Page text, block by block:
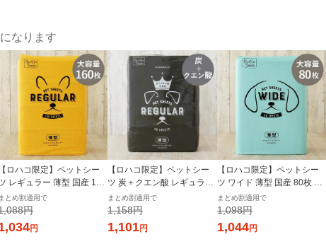
なります
【ロハコ限定】ペットシー
レギュラー 薄型 国産 160
枚 1袋 ペットシート オリジ
ル
まとめ割適用で
円
円
【ロハコ限定】ペットシー
ツ 炭＋クエン酸 レギュラー
厚型 プレミアム 国産 80枚 1
袋 ペットシート オリジナル
まとめ割適用で
1,158円
1,101円
【ロハコ限定】ペットシー
ツ ワイド 薄型 国産 80枚 1
袋 ペットシート オリジナル
まとめ割適用で
1,098円
1,044円